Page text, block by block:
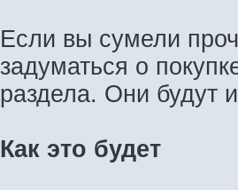
Если вы сумели
задуматься о
раздела. Они будут
Как это будет